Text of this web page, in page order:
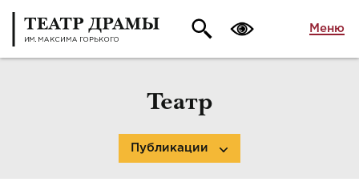
Меню
Театр
Публикации